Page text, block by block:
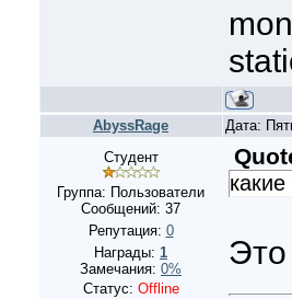
AbyssRage
Дата:
Студент
Группа: Пользователи
Сообщений: 37
Репутация: 0
Награды: 1
Замечания: 0%
Статус: Offline
Это